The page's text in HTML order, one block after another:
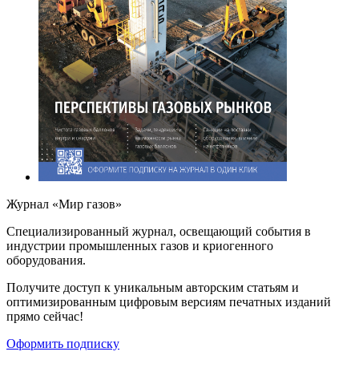
Журнал «Мир газов»
Cпециализированный журнал, освещающий события в
индустрии промышленных газов и криогенного
оборудования.
Получите доступ к уникальным авторским статьям и
оптимизированным цифровым версиям печатных изданий
прямо сейчас!
Оформить подписку